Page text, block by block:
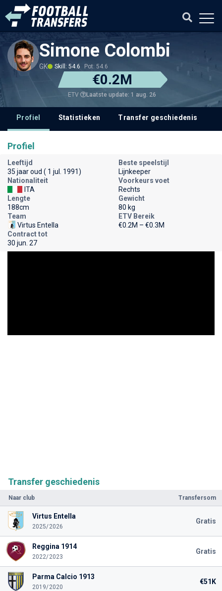
Simone Colombi
GK Skill: 54.6 Pot: 54.6
€0.2M
ETV Laatste update: 1 aug. 26
Profiel Statistieken Transfer geschiedenis
Transfer geschiedenis
Naar club Transfersom
Virtus Entella
2025/2026
Gratis
Reggina 1914
2022/2023
Gratis
Parma Calcio 1913
2019/2020
€51K
Profiel
Leeftijd
35 jaar oud ( 1 jul. 1991)
Beste speelstijl
Lijnkeeper
Nationaliteit
ITA
Voorkeurs voet
Rechts
Lengte
188cm
Gewicht
80 kg
Team
Virtus Entella
ETV Bereik
€0.2M – €0.3M
Contract tot
30 jun. 27